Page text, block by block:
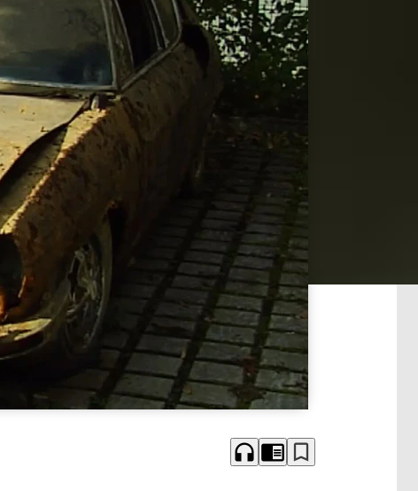
headphones chrome_reader_mode bookmark_border